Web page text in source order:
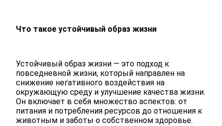
Что такое устойчивый образ жизни
Устойчивый образ жизни — это подход к
повседневной жизни, который направлен на
снижение негативного воздействия на
окружающую среду и улучшение качества жизни.
Он включает в себя множество аспектов: от
питания и потребления ресурсов до отношения к
животным и заботы о собственном здоровье.